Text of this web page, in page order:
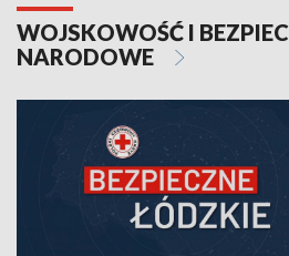
WOJSKOWOŚĆ I
NARODOWE